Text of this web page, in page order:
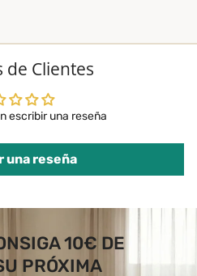
de Clientes
escribir una reseña
una reseña
10€ DE
PRÓXIMA